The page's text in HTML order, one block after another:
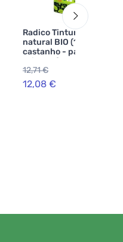
Radico Tintura de cabelo
natural BIO (100 g) -
castanho - para a saúde,
brilho e força
12,71 €
12,08 €